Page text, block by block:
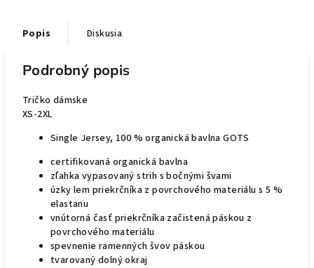
Popis Diskusia
Podrobný popis
Tričko dámske
XS-2XL
Single Jersey, 100 % organická bavlna GOTS
certifikovaná organická bavlna
zľahka vypasovaný strih s bočnými švami
úzky lem priekrčníka z povrchového materiálu s 5 %
elastanu
vnútorná časť priekrčníka začistená páskou z
povrchového materiálu
spevnenie ramenných švov páskou
tvarovaný dolný okraj